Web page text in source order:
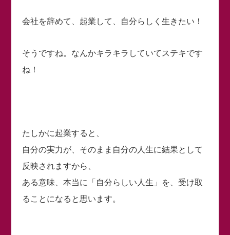
会社を辞めて、起業して、自分らしく生きたい！
そうですね。なんかキラキラしていてステキです
ね！
たしかに起業すると、
自分の実力が、そのまま自分の人生に結果として
反映されますから、
ある意味、本当に「自分らしい人生」を、受け取
ることになると思います。